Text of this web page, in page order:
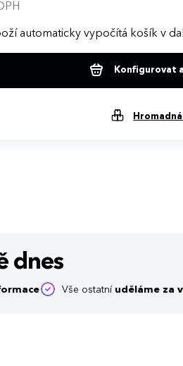
automaticky vypočítá košík v
Konfigurovat
dnes
Vše ostatní uděláme za